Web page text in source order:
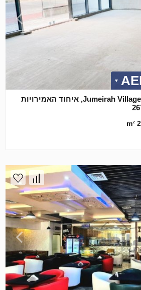
חנות ב Jumeirah Village Circle, Dubai, איחוד האמירויות